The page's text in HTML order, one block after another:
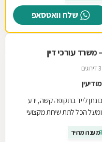
שלח וואטסאפ
משרד עורכי דין
3 דירוגים
נתן לי יד בתקופה קשה, ידע
הכל לתת שירות מקצועי
מענה מהיר